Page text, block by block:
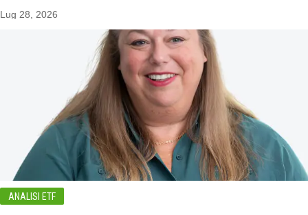
Lug 28, 2026
ANALISI ETF